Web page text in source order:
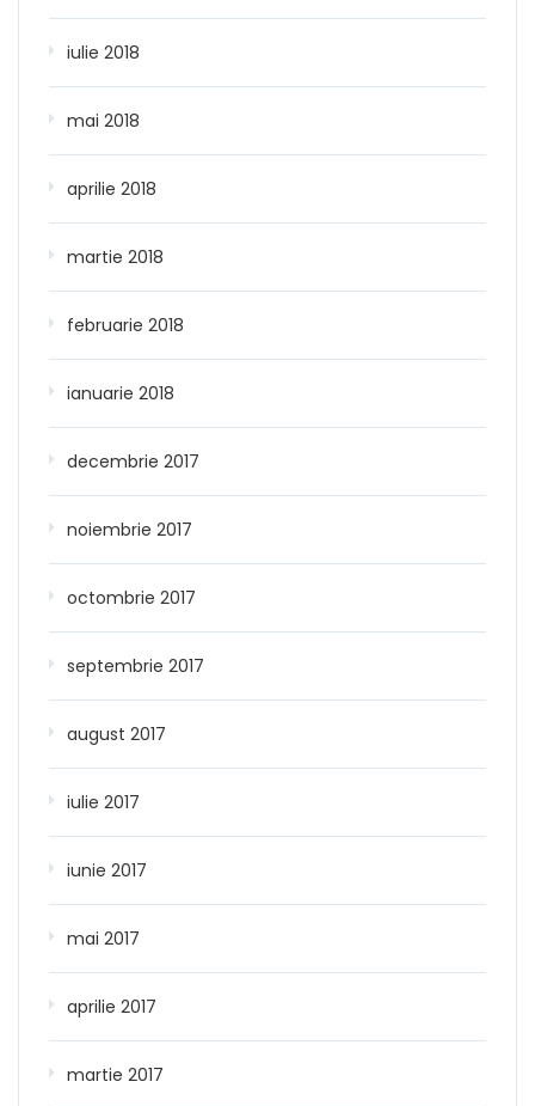
iulie 2018
mai 2018
aprilie 2018
martie 2018
februarie 2018
ianuarie 2018
decembrie 2017
noiembrie 2017
octombrie 2017
septembrie 2017
august 2017
iulie 2017
iunie 2017
mai 2017
aprilie 2017
martie 2017